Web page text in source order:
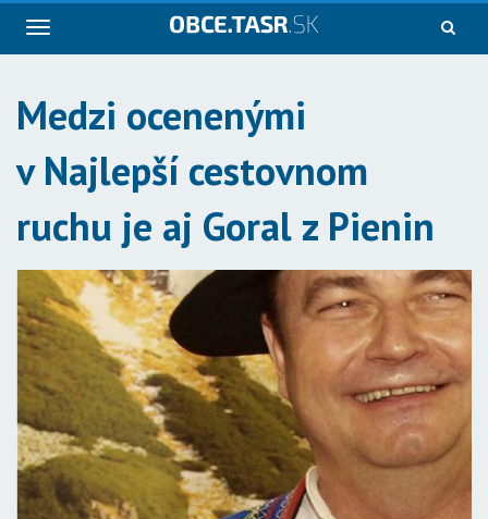
Navigácia
Medzi ocenenými
v Najlepší cestovnom
ruchu je aj Goral z Pienin